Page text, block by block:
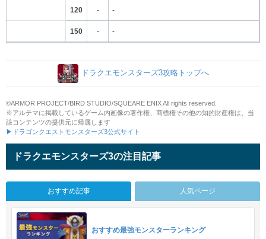
120 - -
150 - -
ドラクエモンスターズ3攻略トップへ
©ARMOR PROJECT/BIRD STUDIO/SQUEARE ENIX All rights reserved.
※アルテマに掲載しているゲーム内画像の著作権、商標権その他の知的財産権は、当
該コンテンツの提供元に帰属します
▶ドラゴンクエストモンスターズ3公式サイト
ドラクエモンスターズ3の注目記事
おすすめ記事 人気ページ
おすすめ最強モンスターランキング